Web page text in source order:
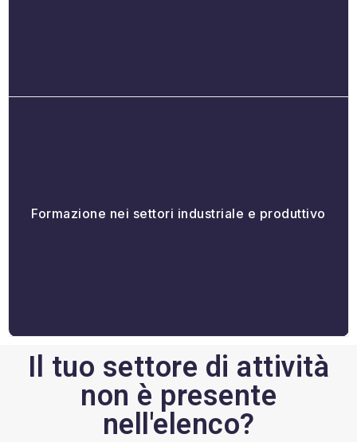
Formazione nei settori industriale e produttivo
Il tuo settore di attività
non è presente
nell'elenco?